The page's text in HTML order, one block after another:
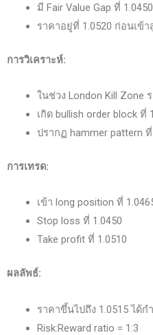
มี Fair Value Gap ที่
ราคาอยู่ที่ 1.0520 ก่อนเข้า
การวิเคราะห์:
ในช่วง London Kill Zone
เกิด bullish order block ที่
ปรากฏ hammer pattern ที่
การเทรด:
เข้า long position ที่
Stop loss ที่ 1.0450
Take profit ที่ 1.0510
ผลลัพธ์:
ราคาขึ้นไปถึง 1.0515 ได้ก
Risk:Reward ratio = 1:3